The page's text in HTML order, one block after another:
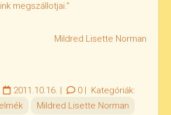
megszállotjai.”
Mildred Lisette Norman
2011.10.16. | 0| Kategóriák:
Mildred Lisette Norman